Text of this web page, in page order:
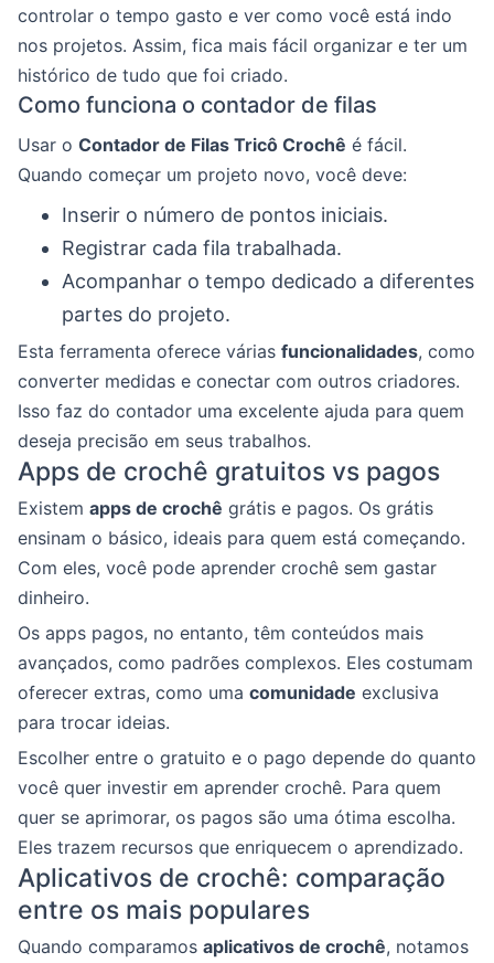
controlar o tempo gasto e ver como você está indo
nos projetos. Assim, fica mais fácil organizar e ter um
histórico de tudo que foi criado.
Como funciona o contador de filas
Usar o Contador de Filas Tricô Crochê é fácil.
Quando começar um projeto novo, você deve:
Inserir o número de pontos iniciais.
Registrar cada fila trabalhada.
Acompanhar o tempo dedicado a diferentes
partes do projeto.
Esta ferramenta oferece várias funcionalidades, como
converter medidas e conectar com outros criadores.
Isso faz do contador uma excelente ajuda para quem
deseja precisão em seus trabalhos.
Apps de crochê gratuitos vs pagos
Existem apps de crochê grátis e pagos. Os grátis
ensinam o básico, ideais para quem está começando.
Com eles, você pode aprender crochê sem gastar
dinheiro.
Os apps pagos, no entanto, têm conteúdos mais
avançados, como padrões complexos. Eles costumam
oferecer extras, como uma comunidade exclusiva
para trocar ideias.
Escolher entre o gratuito e o pago depende do quanto
você quer investir em aprender crochê. Para quem
quer se aprimorar, os pagos são uma ótima escolha.
Eles trazem recursos que enriquecem o aprendizado.
Aplicativos de crochê: comparação
entre os mais populares
Quando comparamos aplicativos de crochê, notamos